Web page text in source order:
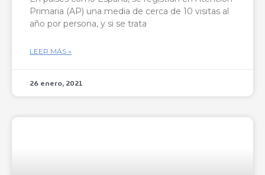
Primaria (AP) una media de cerca de 10 visitas al
año por persona, y si se trata
LEER MÁS »
26 enero, 2021